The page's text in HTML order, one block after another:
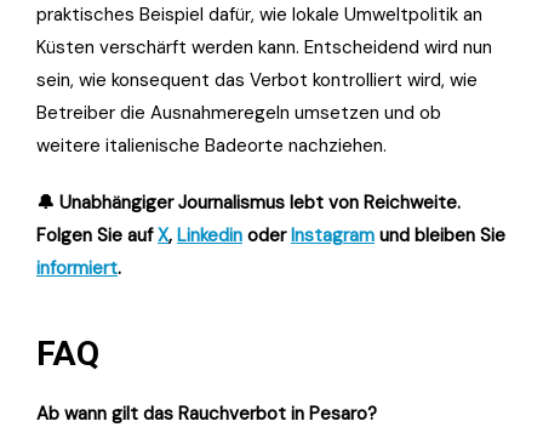
praktisches Beispiel dafür, wie lokale Umweltpolitik an
Küsten verschärft werden kann. Entscheidend wird nun
sein, wie konsequent das Verbot kontrolliert wird, wie
Betreiber die Ausnahmeregeln umsetzen und ob
weitere italienische Badeorte nachziehen.
🔔 Unabhängiger Journalismus lebt von Reichweite.
Folgen Sie aufX, Linkedin oderInstagram und bleiben Sie
informiert.
FAQ
Ab wann gilt das Rauchverbot in Pesaro?